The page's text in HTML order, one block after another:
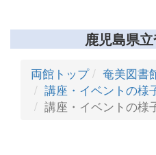
鹿児島県
両館トップ
奄美図書
講座・イベントの様
講座・イベントの様